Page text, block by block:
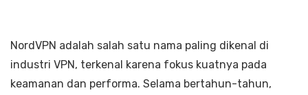
NordVPN adalah salah satu nama paling dikenal di
industri VPN, terkenal karena fokus kuatnya pada
keamanan dan performa. Selama bertahun-tahun,